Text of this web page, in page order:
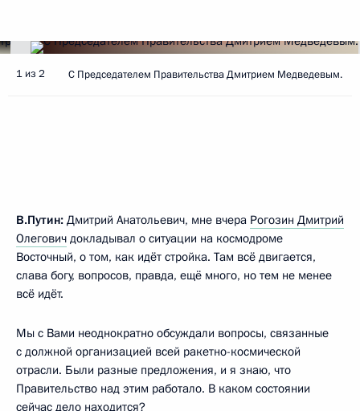
1 из 2 С Председателем Правительства Дмитрием Медведевым.
В.Путин: Дмитрий Анатольевич, мне вчера Рогозин Дмитрий
Олегович докладывал о ситуации на космодроме
Восточный, о том, как идёт стройка. Там всё двигается,
слава богу, вопросов, правда, ещё много, но тем не менее
всё идёт.
Мы с Вами неоднократно обсуждали вопросы, связанные
с должной организацией всей ракетно-космической
отрасли. Были разные предложения, и я знаю, что
Правительство над этим работало. В каком состоянии
сейчас дело находится?